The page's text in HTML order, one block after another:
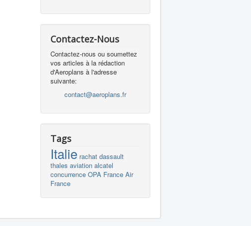
Contactez-Nous
Contactez-nous ou soumettez
vos articles à la rédaction
d'Aeroplans à l'adresse
suivante:
contact@aeroplans.fr
Tags
Italie rachat dassault
thales aviation alcatel
concurrence OPA France Air
France